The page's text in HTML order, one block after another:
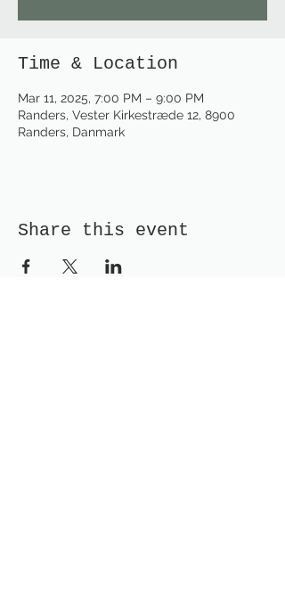
Time & Location
Mar 11, 2025, 7:00 PM – 9:00 PM
Randers, Vester Kirkestræde 12, 8900
Randers, Danmark
Share this event